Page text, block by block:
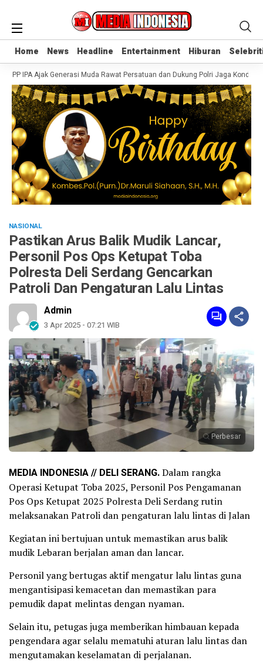
Home News Headline Entertainment Hiburan
Home News Headline Entertainment Hiburan
PP IPA Ajak Generasi Muda Rawat Persatuan dan Dukung Polri Jaga
NASIONAL
Pastikan Arus Balik Mudik Lancar,
Personil Pos Ops Ketupat Toba
Polresta Deli Serdang Gencarkan
Patroli Dan Pengaturan Lalu Lintas
Admin
3 Apr 2025 - 07:21 WIB
Perbesar
MEDIA INDONESIA // DELI SERANG.Dalam rangka
Operasi Ketupat Toba 2025, Personil Pos Pengamanan
Pos Ops Ketupat 2025 Polresta Deli Serdang rutin
melaksanakan Patroli dan pengaturan lalu lintas di Jalan
Kegiatan ini bertujuan untuk memastikan arus balik
mudik Lebaran berjalan aman dan lancar.
Personil yang bertugas aktif mengatur lalu lintas guna
mengantisipasi kemacetan dan memastikan para
pemudik dapat melintas dengan nyaman.
Selain itu, petugas juga memberikan himbauan kepada
pengendara agar selalu mematuhi aturan lalu lintas dan
mengutamakan keselamatan di perjalanan.